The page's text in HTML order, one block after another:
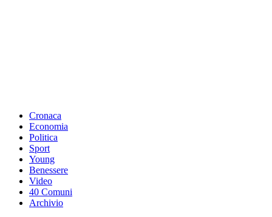
Cronaca
Economia
Politica
Sport
Young
Benessere
Video
40 Comuni
Archivio